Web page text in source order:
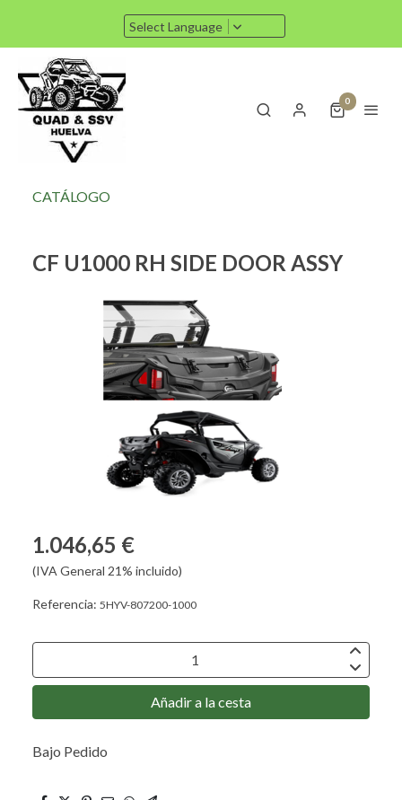
Select Language
0
CATÁLOGO
CF U1000 RH SIDE DOOR ASSY
1.046,65 €
(IVA General 21% incluido)
Referencia: 5HYV-807200-1000
Añadir a la cesta
Bajo Pedido